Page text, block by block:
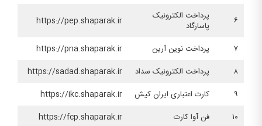
۶
پرداخت الکترونیک
پاسارگاد
https://pep.shaparak.ir
۷ پرداخت نوین آرین
https://pna.shaparak.ir
۸
پرداخت الکترونیک سداد
https://sadad.shaparak.ir
۹
کارت اعتباری ایران کیش
https://ikc.shaparak.ir
۱۰
فن آوا کارت
https://fcp.shaparak.ir